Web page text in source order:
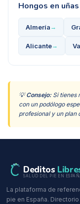
Hongos en uñas
Almería →
Alicante→
💡Consejo:Si tienes
con un podólogo
profesional y un plan
Deditos
SALUD DEL PIE EN
La plataforma de
pie en España.